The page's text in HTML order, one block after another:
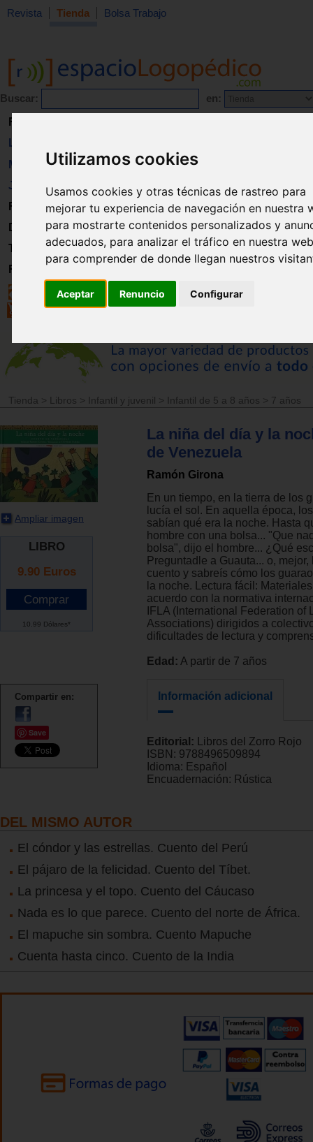
Utilizamos cookies
Usamos cookies y otras técnicas de rastreo para
mejorar tu experiencia de navegación en nuestra
para mostrarte contenidos personalizados y
adecuados, para analizar el tráfico en nuestra
para comprender de donde llegan nuestros
Aceptar Renuncio Configurar
Revista Tienda Bolsa Trabajo
Buscar: en:
Revista
Libros
Material
Juguetes
Formación
Directorio
Trabajo
Registro
Tienda > Libros > Infantil y juvenil > Infantil de 5 a 8 años > 7 años
Ampliar imagen
LIBRO
9.90 Euros
10.99 Dólares*
Compartir en:
Save
La niña del día y la
de Venezuela
Ramón Girona
En un tiempo, en la tierra de los
lucía el sol. En aquella época,
sabían qué era la noche. Hasta
hombre con una bolsa... "Que
bolsa", dijo el hombre... ¿Qué
Preguntadle a Guauta... o, mejor,
cuento y sabreís cómo los
la noche. Lectura fácil:
acuerdo con la normativa
IFLA (International Federation of
Associations) dirigidos a
dificultades de lectura y
Edad: A partir de 7 años
Información adicional
Editorial:
Libros del Zorro Rojo
ISBN: 9788496509894
Idioma: Español
Encuadernación: Rústica
DEL MISMO AUTOR
El cóndor y las estrellas. Cuento del Perú
El pájaro de la felicidad. Cuento del Tíbet.
La princesa y el topo. Cuento del Cáucaso
Nada es lo que parece. Cuento del norte de África.
El mapuche sin sombra. Cuento Mapuche
Cuenta hasta cinco. Cuento de la India